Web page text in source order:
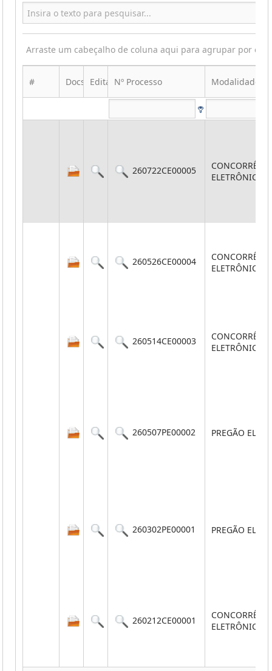
Arraste um cabeçalho de coluna aqui para agrupar por
# Docs Edital Nº Processo Modalidade
260722CE00005
ELETRÔNICA
260526CE00004
ELETRÔNICA
260514CE00003
ELETRÔNICA
260507PE00002 PREGÃO
260302PE00001 PREGÃO
260212CE00001
ELETRÔNICA